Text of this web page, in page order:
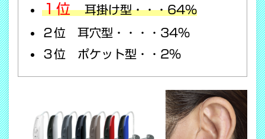
１位
耳掛け型・・・64％
２位 耳穴型・・・・34％
３位 ポケット型・・2％